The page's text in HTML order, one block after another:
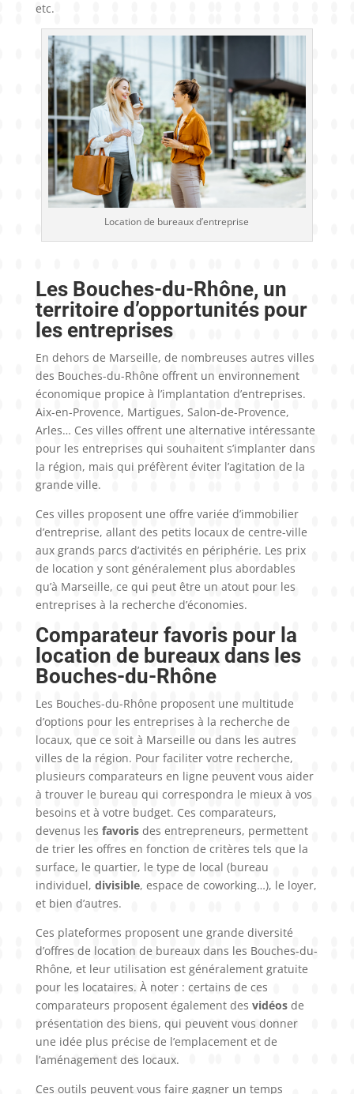
etc.
Location de bureaux d’entreprise
Les Bouches-du-Rhône, un
territoire d’opportunités pour
les entreprises
En dehors de Marseille, de nombreuses autres villes
des Bouches-du-Rhône offrent un environnement
économique propice à l’implantation d’entreprises.
Aix-en-Provence, Martigues, Salon-de-Provence,
Arles… Ces villes offrent une alternative intéressante
pour les entreprises qui souhaitent s’implanter dans
la région, mais qui préfèrent éviter l’agitation de la
grande ville.
Ces villes proposent une offre variée d’immobilier
d’entreprise, allant des petits locaux de centre-ville
aux grands parcs d’activités en périphérie. Les prix
de location y sont généralement plus abordables
qu’à Marseille, ce qui peut être un atout pour les
entreprises à la recherche d’économies.
Comparateur favoris pour la
location de bureaux dans les
Bouches-du-Rhône
Les Bouches-du-Rhône proposent une multitude
d’options pour les entreprises à la recherche de
locaux, que ce soit à Marseille ou dans les autres
villes de la région. Pour faciliter votre recherche,
plusieurs comparateurs en ligne peuvent vous aider
à trouver le bureau qui correspondra le mieux à vos
besoins et à votre budget. Ces comparateurs,
devenus les favorisdes entrepreneurs, permettent
de trier les offres en fonction de critères tels que la
surface, le quartier, le type de local (bureau
individuel, divisible, espace de coworking…), le loyer,
et bien d’autres.
Ces plateformes proposent une grande diversité
d’offres de location de bureaux dans les Bouches-du-
Rhône, et leur utilisation est généralement gratuite
pour les locataires. À noter : certains de ces
comparateurs proposent également des vidéosde
présentation des biens, qui peuvent vous donner
une idée plus précise de l’emplacement et de
l’aménagement des locaux.
Ces outils peuvent vous faire gagner un temps